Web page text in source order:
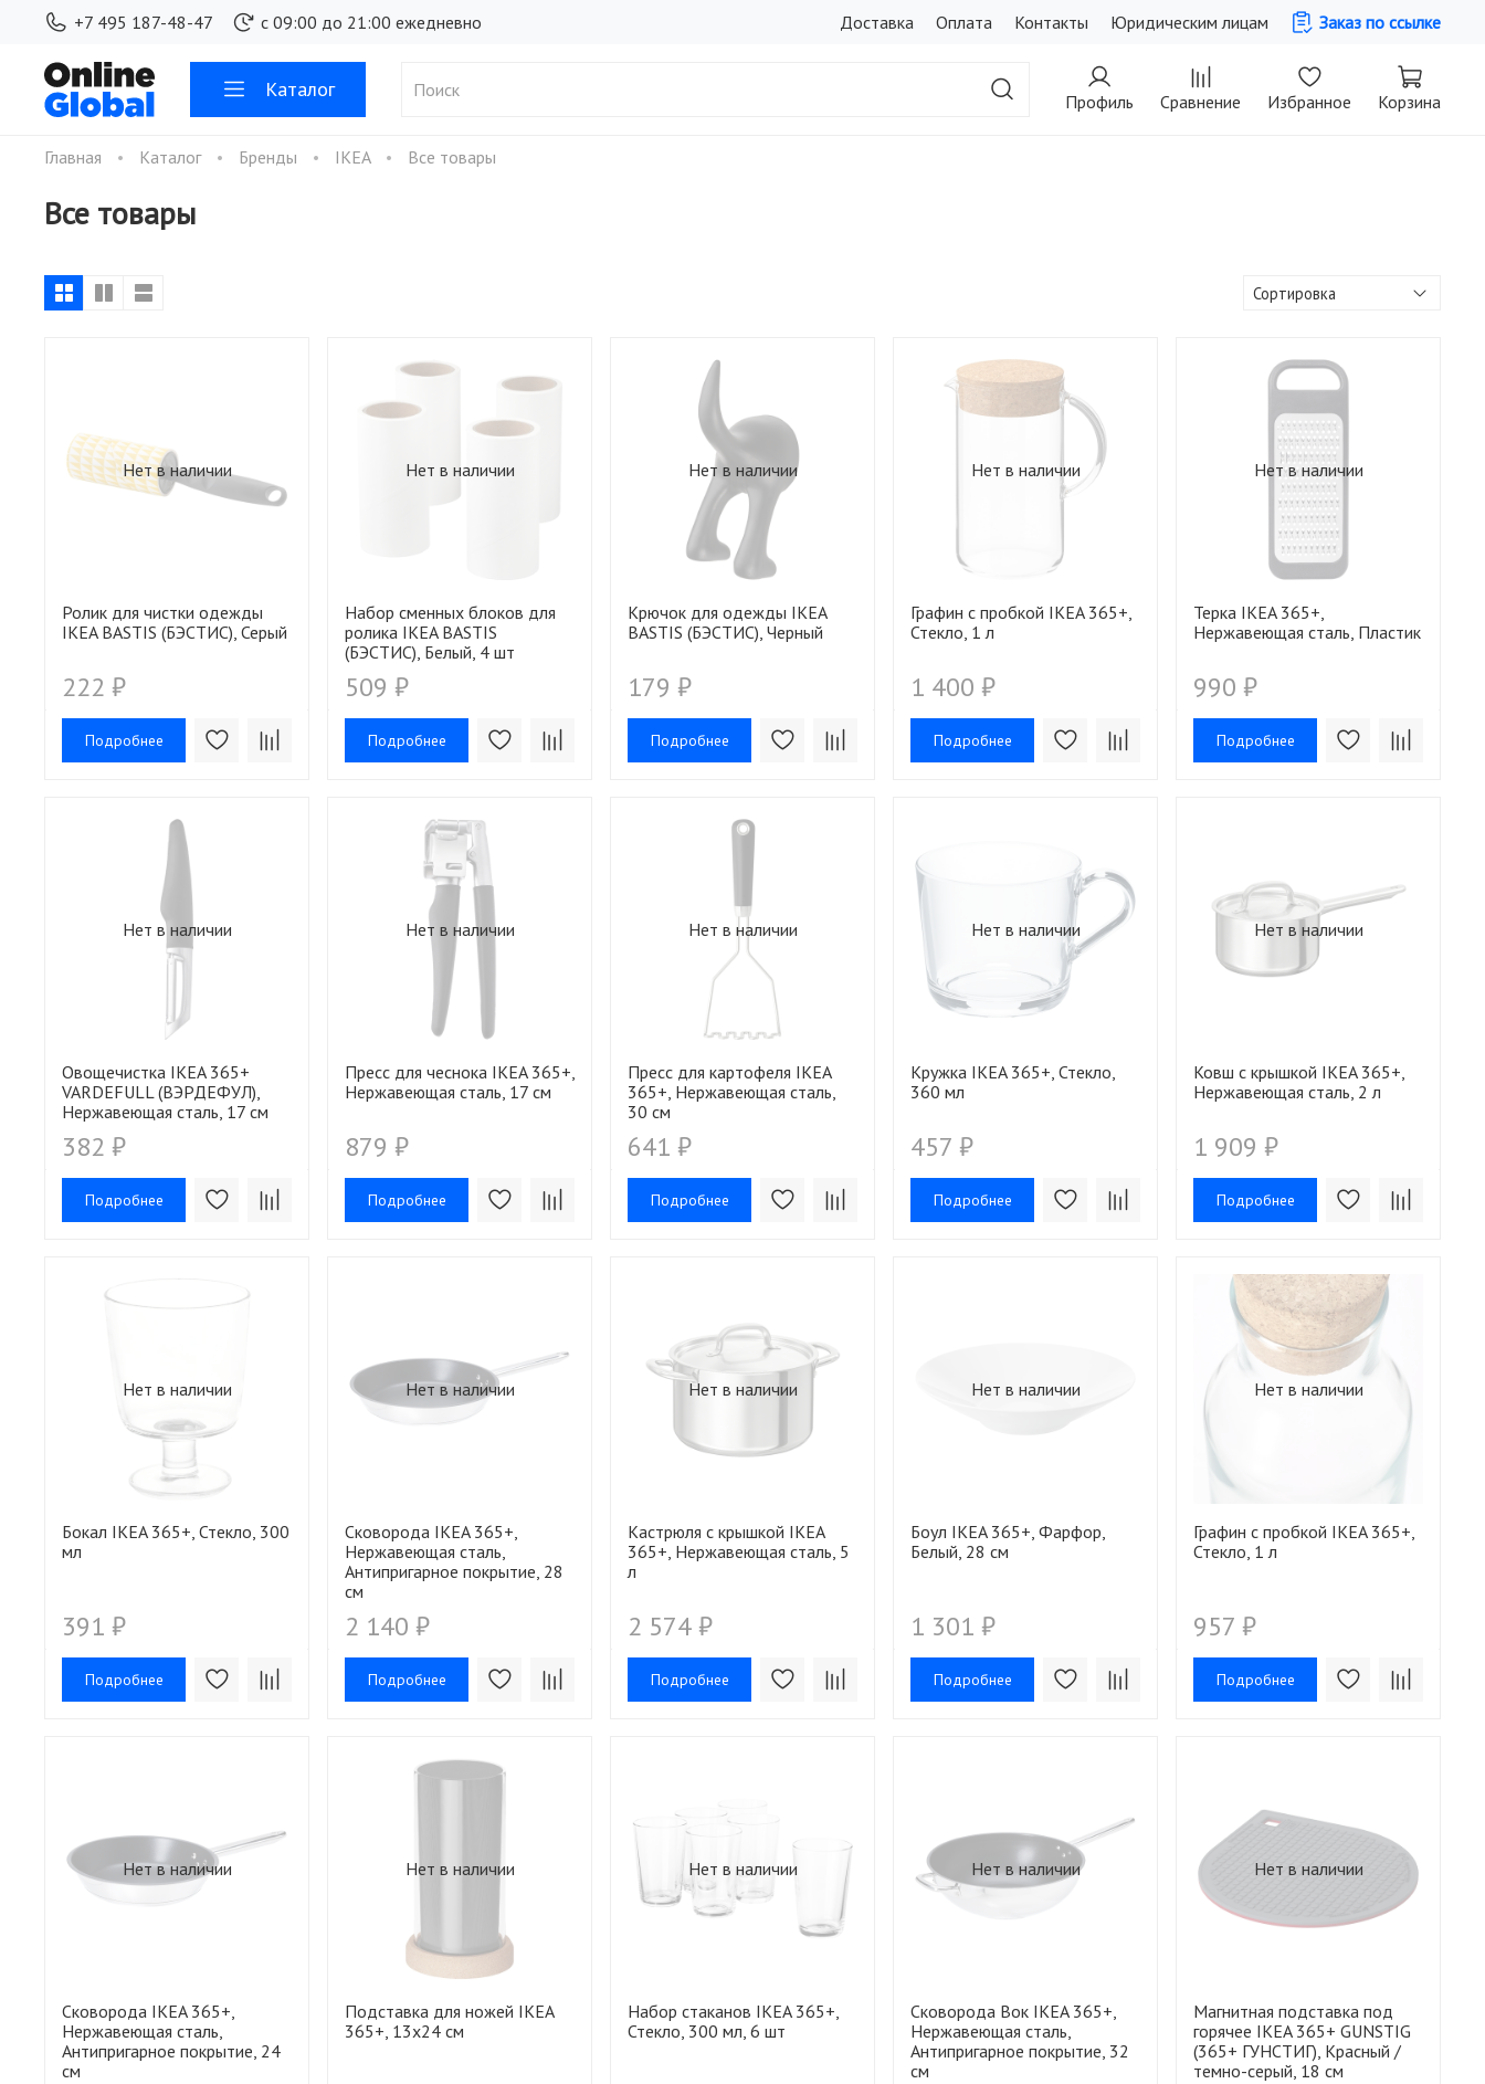
+7 495 187-48-47 с 09:00 до 21:00 ежедневно Доставка Оплата Контакты Юридическим лицам Заказ по ссылке
Каталог Профиль Сравнение Избранное Корзина
Главная Каталог Бренды IKEA Все товары
Все товары
Нет в наличии
Ролик для чистки одежды
IKEA BASTIS (БЭСТИС), Серый
222 ₽
Подробнее
Нет в наличии
Набор сменных блоков для
ролика IKEA BASTIS
(БЭСТИС), Белый, 4 шт
509 ₽
Подробнее
Нет в наличии
Крючок для одежды IKEA
BASTIS (БЭСТИС), Черный
179 ₽
Подробнее
Нет в наличии
Графин с пробкой IKEA 365+,
Стекло, 1 л
1 400 ₽
Подробнее
Нет в наличии
Терка IKEA 365+,
Нержавеющая сталь, Пластик
990 ₽
Подробнее
Нет в наличии
Овощечистка IKEA 365+
VARDEFULL (ВЭРДЕФУЛ),
Нержавеющая сталь, 17 см
382 ₽
Подробнее
Нет в наличии
Пресс для чеснока IKEA 365+,
Нержавеющая сталь, 17 см
879 ₽
Подробнее
Нет в наличии
Пресс для картофеля IKEA
365+, Нержавеющая сталь,
30 см
641 ₽
Подробнее
Нет в наличии
Кружка IKEA 365+, Стекло,
360 мл
457 ₽
Подробнее
Нет в наличии
Ковш с крышкой IKEA 365+,
Нержавеющая сталь, 2 л
1 909 ₽
Подробнее
Нет в наличии
Бокал IKEA 365+, Стекло, 300
мл
391 ₽
Подробнее
Нет в наличии
Сковорода IKEA 365+,
Нержавеющая сталь,
Антипригарное покрытие, 28
см
2 140 ₽
Подробнее
Нет в наличии
Кастрюля с крышкой IKEA
365+, Нержавеющая сталь, 5
л
2 574 ₽
Подробнее
Нет в наличии
Боул IKEA 365+, Фарфор,
Белый, 28 см
1 301 ₽
Подробнее
Нет в наличии
Графин с пробкой IKEA 365+,
Стекло, 1 л
957 ₽
Подробнее
Нет в наличии
Сковорода IKEA 365+,
Нержавеющая сталь,
Антипригарное покрытие, 24
см
Нет в наличии
Подставка для ножей IKEA
365+, 13х24 см
Нет в наличии
Набор стаканов IKEA 365+,
Стекло, 300 мл, 6 шт
Нет в наличии
Сковорода Вок IKEA 365+,
Нержавеющая сталь,
Антипригарное покрытие, 32
см
Нет в наличии
Магнитная подставка под
горячее IKEA 365+ GUNSTIG
(365+ ГУНСТИГ), Красный /
темно-серый, 18 см